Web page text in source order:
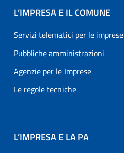
L’IMPRESA E IL COMUNE
Servizi telematici per le imprese
Pubbliche amministrazioni
Agenzie per le Imprese
Le regole tecniche
L’IMPRESA E LA PA